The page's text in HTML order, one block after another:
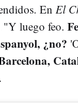
En El
"Y luego feo.
¿no?